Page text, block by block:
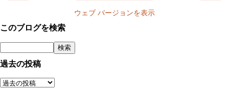
ウェブ バージョンを表示
このブログを検索
過去の投稿